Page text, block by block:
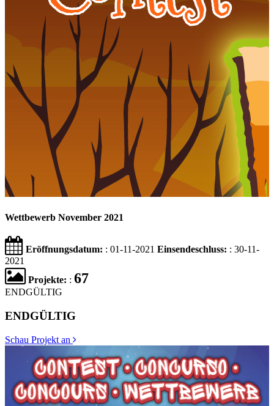
Wettbewerb November 2021
Eröffnungsdatum: : 01-11-2021 Einsendeschluss: : 30-11-
2021
Projekte: : 67
ENDGÜLTIG
ENDGÜLTIG
Schau Projekt an